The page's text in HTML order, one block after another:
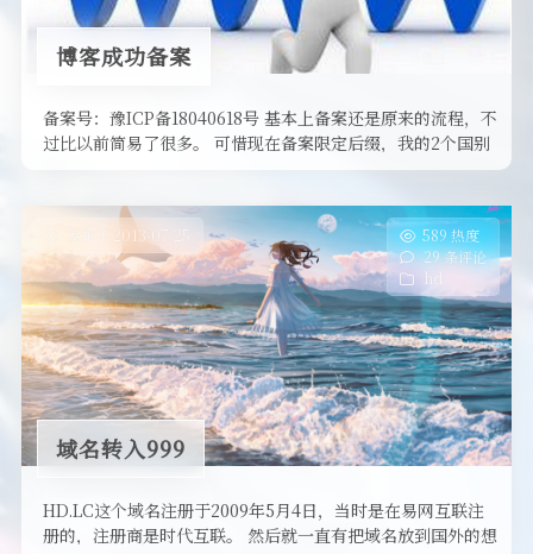
博客成功备案
备案号：豫ICP备18040618号 基本上备案还是原来的流程，不
过比以前简易了很多。 可惜现在备案限定后缀，我的2个国别
发布于 2013-07-25
589 热度
29 条评论
域名转入999
HD.LC这个域名注册于2009年5月4日，当时是在易网互联注
册的，注册商是时代互联。 然后就一直有把域名放到国外的想